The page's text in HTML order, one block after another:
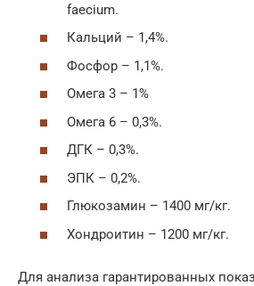
faecium.
Кальций – 1,4%.
Фосфор – 1,1%.
Омега 3 – 1%
Омега 6 – 0,3%.
ДГК – 0,3%.
ЭПК – 0,2%.
Глюкозамин – 1400 мг/кг.
Хондроитин – 1200 мг/кг.
Для анализа гарантированных